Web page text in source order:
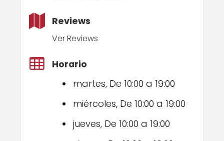
Reviews
Ver Reviews
Horario
martes, De 10:00 a 19:00
miércoles, De 10:00 a 19:00
jueves, De 10:00 a 19:00